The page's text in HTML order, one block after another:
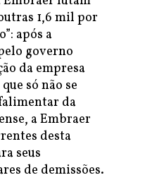
1,6 mil por
após a
governo
da empresa
só não se
da
a Embraer
desta
seus
de demissões.